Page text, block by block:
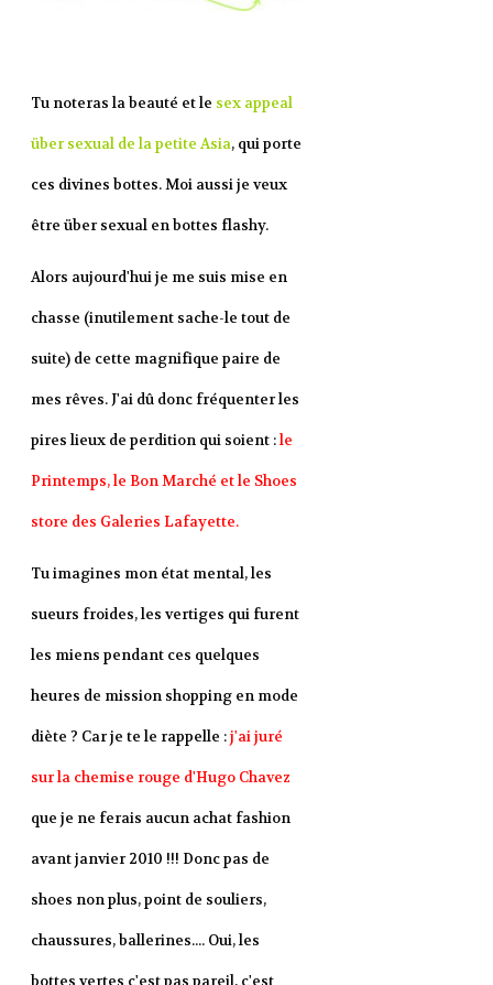
Tu noteras la beauté et le sex appeal
über sexual de la petite Asia, qui porte
ces divines bottes. Moi aussi je veux
être über sexual en bottes flashy.
Alors aujourd'hui je me suis mise en
chasse (inutilement sache-le tout de
suite) de cette magnifique paire de
mes rêves. J'ai dû donc fréquenter les
pires lieux de perdition qui soient :le
Printemps, le Bon Marché et le Shoes
store des Galeries Lafayette.
Tu imagines mon état mental, les
sueurs froides, les vertiges qui furent
les miens pendant ces quelques
heures de mission shopping en mode
diète ? Car je te le rappelle :j'ai juré
sur la chemise rouge d'Hugo Chavez
que je ne ferais aucun achat fashion
avant janvier 2010 !!! Donc pas de
shoes non plus, point de souliers,
chaussures, ballerines.... Oui, les
bottes vertes c'est pas pareil, c'est